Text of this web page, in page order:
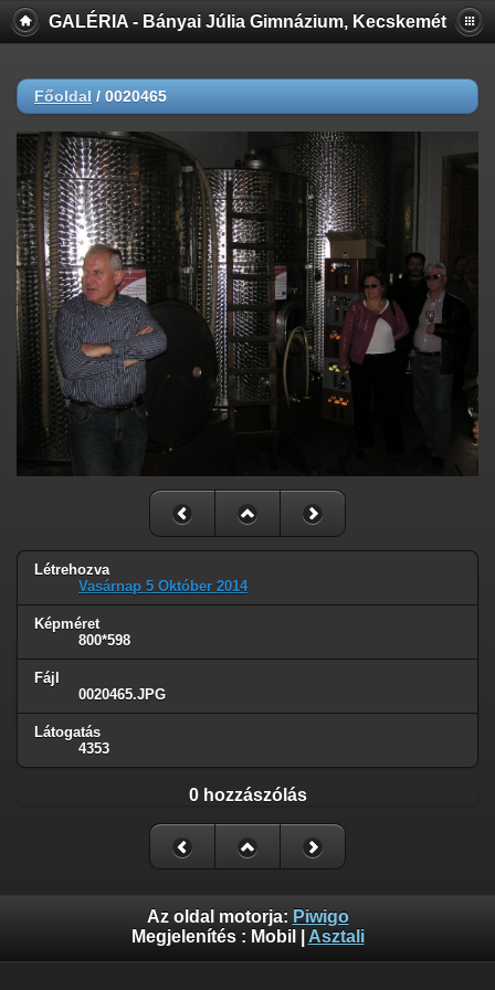
GALÉRIA - Bányai Júlia Gimnázium, Kecskemét
Főoldal / 0020465
Létrehozva
Vasárnap 5 Október 2014
Képméret
800*598
Fájl
0020465.JPG
Látogatás
4353
0 hozzászólás
Az oldal motorja: Piwigo
Megjelenítés : Mobil Asztali